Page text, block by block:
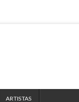
ARTISTAS